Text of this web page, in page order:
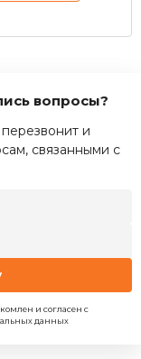
вопросы?
и
связанными с
и согласен с
данных